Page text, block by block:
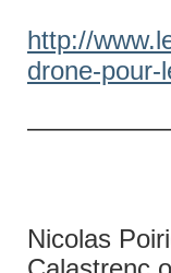
http://
drone-pour-
Nicolas